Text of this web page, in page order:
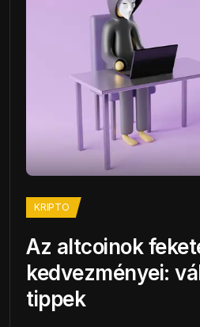
KRIPTO
Az altcoinok
kedvezményei:
tippek